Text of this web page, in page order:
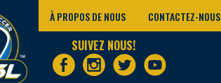
À PROPOS DE NOUS CONTACTEZ-NOUS
SUIVEZ NOUS!